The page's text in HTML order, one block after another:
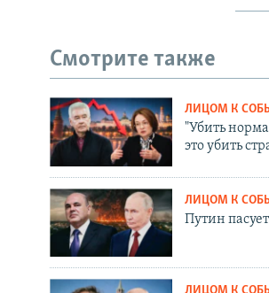
Смотрите также
ЛИЦОМ К
"Убить
это убить
ЛИЦОМ К
Путин пасует